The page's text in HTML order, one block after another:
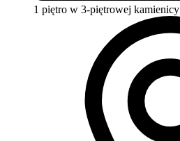
1 piętro w 3-piętrowej kamienicy